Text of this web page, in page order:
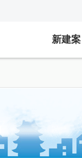
新建案